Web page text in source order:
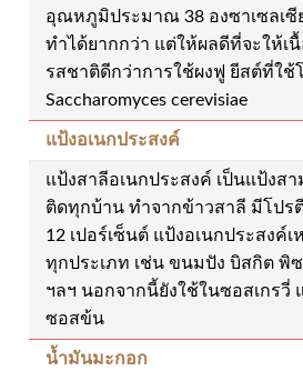
อุณหภูมิประมาณ 38 องซาเซลเซี
ทำได้ยากกว่า แต่ให้ผลดีที่จะให้เ
รสชาติดีกว่าการใช้ผงฟู ยีสต์ที่ใช้
Saccharomyces cerevisiae
แป้งอเนกประสงค์
แป้งสาลีอเนกประสงค์ เป็นแป้งส
ติดทุกบ้าน ทำจากข้าวสาลี มีโปร
12 เปอร์เซ็นต์ แป้งอเนกประสงค์
ทุกประเภท เช่น ขนมปัง บิสกิต พิ
ฯลฯ นอกจากนี้ยังใช้ในซอสเกรวี่
ซอสข้น
น้ำมันมะกอก